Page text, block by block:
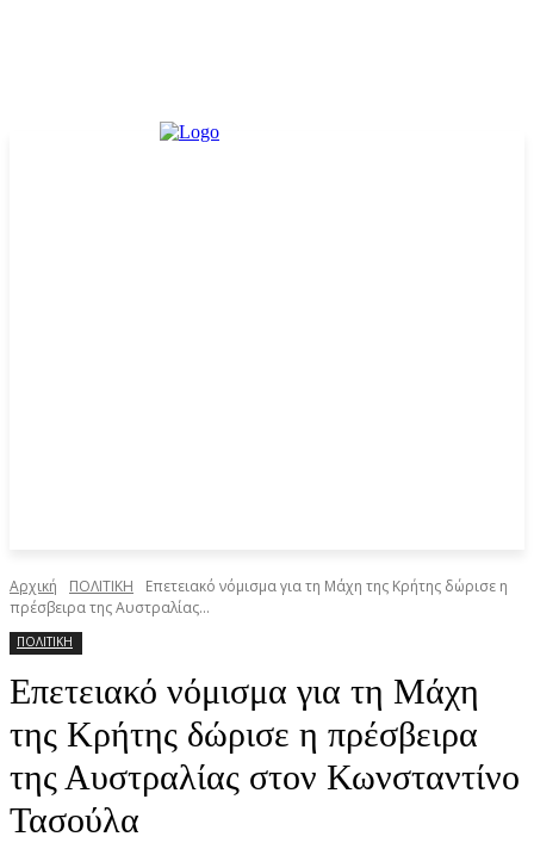
Αρχική ΠΟΛΙΤΙΚΗ
Επετειακό νόμισμα για τη Μάχη της Κρήτης δώρισε η
πρέσβειρα της Αυστραλίας...
ΠΟΛΙΤΙΚΗ
Επετειακό νόμισμα για τη Μάχη
της Κρήτης δώρισε η πρέσβειρα
της Αυστραλίας στον Κωνσταντίνο
Τασούλα